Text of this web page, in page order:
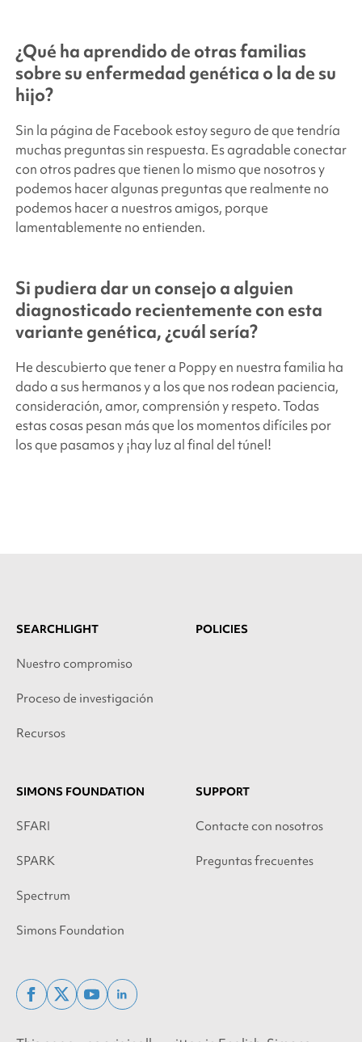
¿Qué ha aprendido de otras familias
sobre su enfermedad genética o la de su
hijo?
Sin la página de Facebook estoy seguro de que tendría
muchas preguntas sin respuesta. Es agradable conectar
con otros padres que tienen lo mismo que nosotros y
podemos hacer algunas preguntas que realmente no
podemos hacer a nuestros amigos, porque
lamentablemente no entienden.
Si pudiera dar un consejo a alguien
diagnosticado recientemente con esta
variante genética, ¿cuál sería?
He descubierto que tener a Poppy en nuestra familia ha
dado a sus hermanos y a los que nos rodean paciencia,
consideración, amor, comprensión y respeto. Todas
estas cosas pesan más que los momentos difíciles por
los que pasamos y ¡hay luz al final del túnel!
SEARCHLIGHT
Nuestro compromiso
Proceso de investigación
Recursos
POLICIES
SIMONS FOUNDATION
SFARI
SPARK
Spectrum
Simons Foundation
SUPPORT
Contacte con nosotros
Preguntas frecuentes
facebook
x
youtubelinkedin